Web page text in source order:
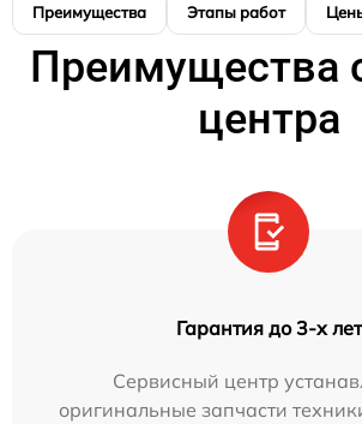
Преимущества Этапы работ
Преимущества
центра
Гарантия до 3-х лет
Сервисный центр
оригинальные запчасти